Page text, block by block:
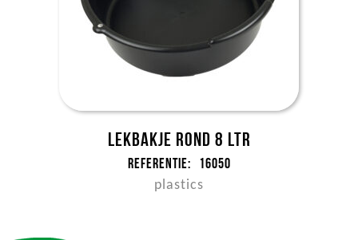
Lekbakje rond 8 ltr
Referentie: 16050
plastics